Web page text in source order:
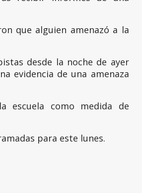
que alguien amenazó a la
desde la noche de ayer
evidencia de una amenaza
escuela como medida de
para este lunes.